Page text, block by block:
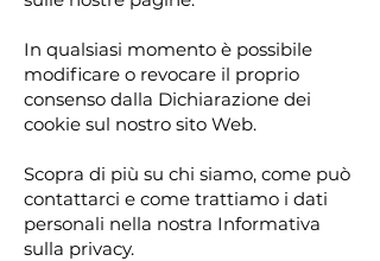
In qualsiasi momento è possibile
modificare o revocare il proprio
consenso dalla Dichiarazione dei
cookie sul nostro sito Web.
Scopra di più su chi siamo, come può
contattarci e come trattiamo i dati
personali nella nostra Informativa
sulla privacy.